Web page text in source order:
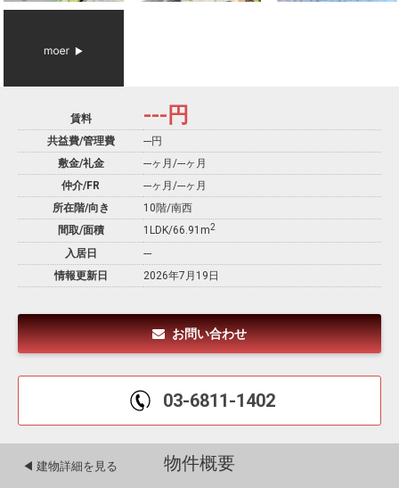
賃料 --- 円
共益費/管理費
---円
敷金/礼金
---ヶ月 /---ヶ月
仲介/FR
---ヶ月 /---ヶ月
所在階/向き
10階/南西
間取/面積
1LDK/66.91m2
入居日
---
情報更新日
2026年7月19日
お問い合わせ
03-6811-1402
物件概要
◀︎ 建物詳細を見る